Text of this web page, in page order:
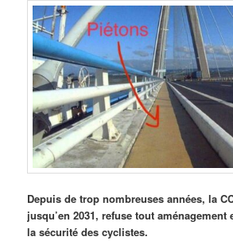
Depuis de trop nombreuses années, la
jusqu’en 2031, refuse tout aménagement
la sécurité des cyclistes.